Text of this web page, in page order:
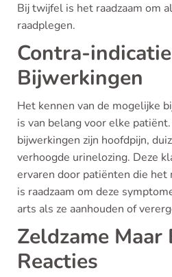
Bij twijfel is het raadzaam om
raadplegen.
Contra-
Bijwerkingen
Het kennen van de mogelijke
is van belang voor elke
bijwerkingen zijn hoofdpijn,
verhoogde urinelozing. Deze
ervaren door patiënten die het
is raadzaam om deze
arts als ze aanhouden of
Zeldzame Maar
Reacties